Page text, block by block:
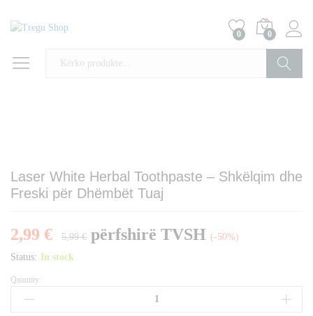
0 0
Laser White Herbal Toothpaste – Shkëlqim dhe
Freski për Dhëmbët Tuaj
2,99 € 5,99€ përfshirë TVSH (-50%)
Status: In stock
Laser
White
Quantity: